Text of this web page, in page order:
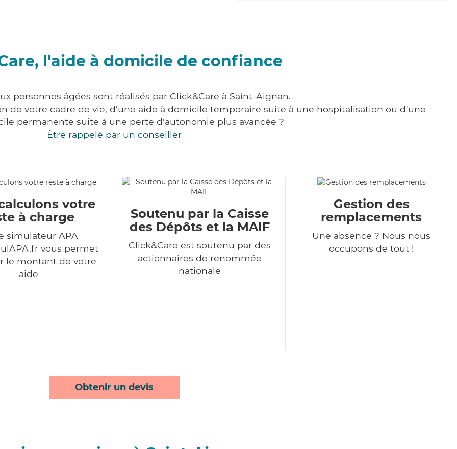
l'aide à domicile de confiance
personnes âgées sont réalisés par Click&Care à Saint-Aignan.
de votre cadre de vie, d'une aide à domicile temporaire suite à une hospitalisation ou d'une
permanente suite à une perte d'autonomie plus avancée ?
Être rappelé par un conseiller
votre
à charge
simulateur APA
vous permet
le montant de votre
aide
Soutenu par la Caisse
des Dépôts et la MAIF
Click&Care est soutenu par des
actionnaires de renommée
nationale
Gestion des
remplacements
Une absence ? Nous nous
occupons de tout !
Obtenir un devis